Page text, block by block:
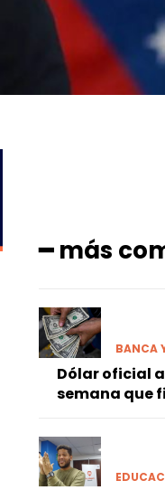
━ más
BANCA
Dólar oficial
semana que